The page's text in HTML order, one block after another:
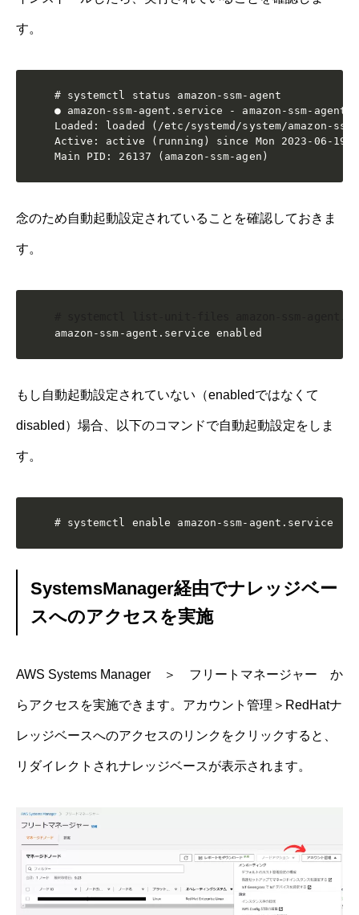
す。
# systemctl status amazon-ssm-agent
● amazon-ssm-agent.service - amazon-ssm-agent
Loaded: loaded (/etc/systemd/system/amazon-
Active: active (running) since Mon 2023-06-19
Main PID: 26137 (amazon-ssm-agen)
念のため自動起動設定されていることを確認しておきま
す。
amazon-ssm-agent.service enabled
もし自動起動設定されていない（enabledではなくて
disabled）場合、以下のコマンドで自動起動設定をしま
す。
# systemctl enable amazon-ssm-agent.service
SystemsManager経由でナレッジベー
スへのアクセスを実施
AWS Systems Manager ＞ フリートマネージャー か
らアクセスを実施できます。アカウント管理＞RedHatナ
レッジベースへのアクセスのリンクをクリックすると、
リダイレクトされナレッジベースが表示されます。